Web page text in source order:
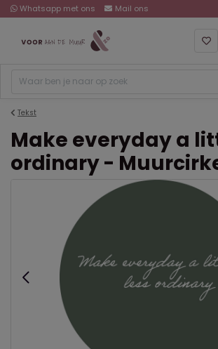
Whatsapp met ons Mail ons
Tekst
Make everyday a
ordinary -